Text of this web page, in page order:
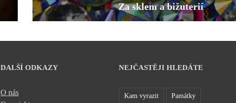
Za sklem a bižuterií
DALŠÍ ODKAZY
O nás
NEJČASTĚJI HLEDÁTE
Kam vyrazit Památky